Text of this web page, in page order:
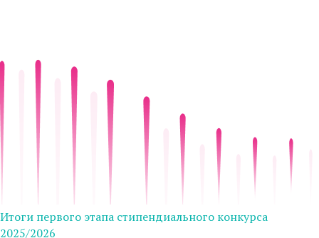
Итоги первого этапа стипендиального конкурса
2025/2026